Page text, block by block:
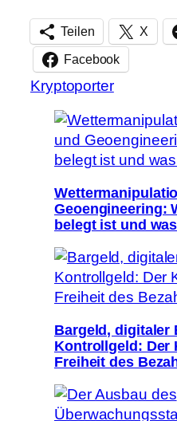
Teilen X
Facebook
Kryptoporter
Geoengineering:
belegt ist und
Bargeld, digitaler
Kontrollgeld: Der
Freiheit des